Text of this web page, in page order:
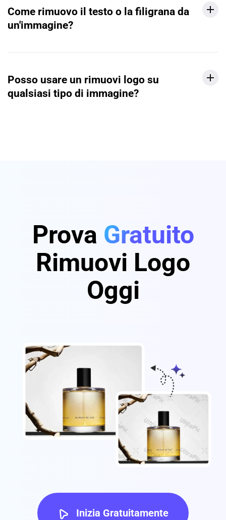
Come rimuovo il testo o la filigrana da
un'immagine?
Posso usare un rimuovi logo su
qualsiasi tipo di immagine?
Prova Gratuito
Rimuovi Logo
Oggi
Inizia Gratuitamente